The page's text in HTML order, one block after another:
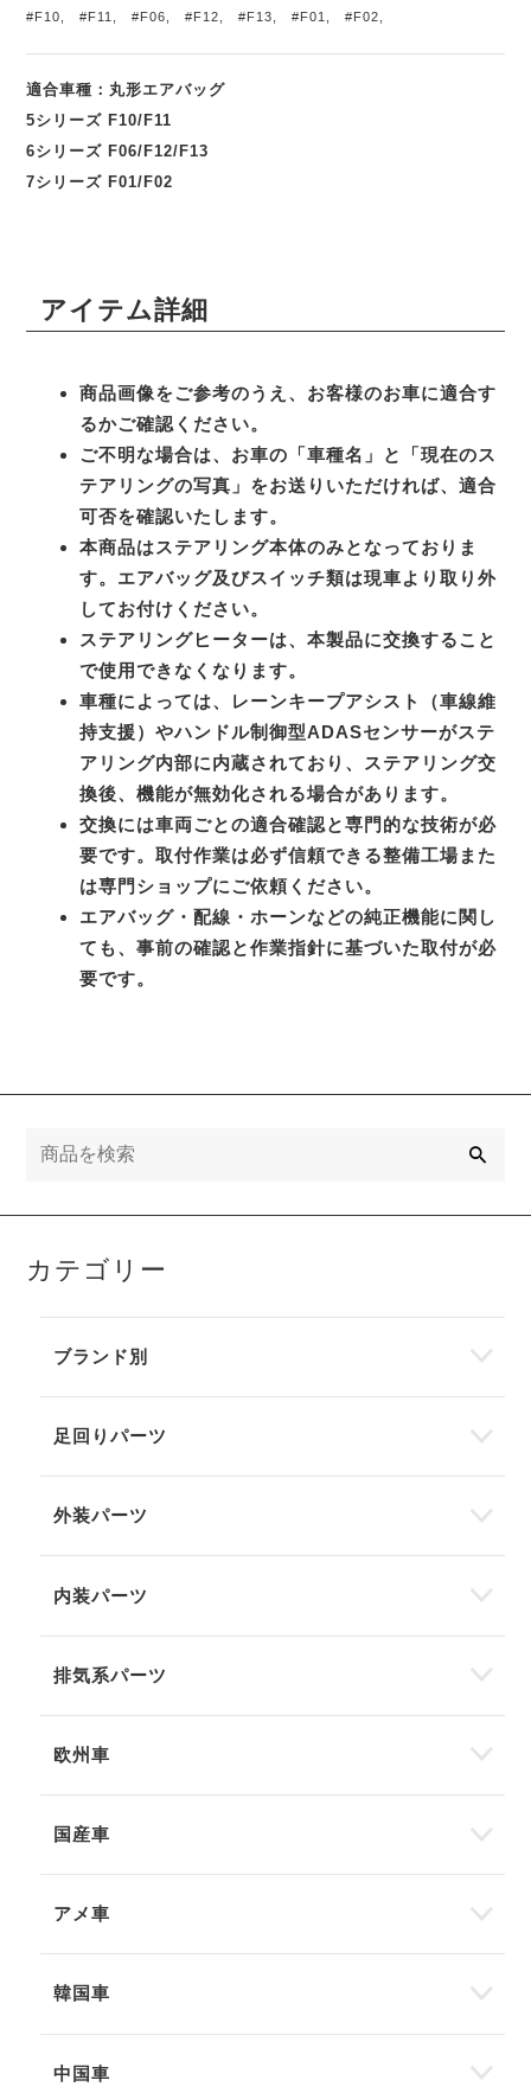
#F10 ,#F11 ,#F06 ,#F12 ,#F13 ,#F01 ,#F02
適合車種：丸形エアバッグ
5シリーズ F10/F11
6シリーズ F06/F12/F13
7シリーズ F01/F02
アイテム詳細
商品画像をご参考のうえ、お客様のお車に適合す
るかご確認ください。
ご不明な場合は、お車の「車種名」と「現在のス
テアリングの写真」をお送りいただければ、適合
可否を確認いたします。
本商品はステアリング本体のみとなっておりま
す。エアバッグ及びスイッチ類は現車より取り外
してお付けください。
ステアリングヒーターは、本製品に交換すること
で使用できなくなります。
車種によっては、レーンキープアシスト（車線維
持支援）やハンドル制御型ADASセンサーがステ
アリング内部に内蔵されており、ステアリング交
換後、機能が無効化される場合があります。
交換には車両ごとの適合確認と専門的な技術が必
要です。取付作業は必ず信頼できる整備工場また
は専門ショップにご依頼ください。
エアバッグ・配線・ホーンなどの純正機能に関し
ても、事前の確認と作業指針に基づいた取付が必
要です。
カテゴリー
ブランド別
足回りパーツ
外装パーツ
内装パーツ
排気系パーツ
欧州車
国産車
アメ車
韓国車
中国車